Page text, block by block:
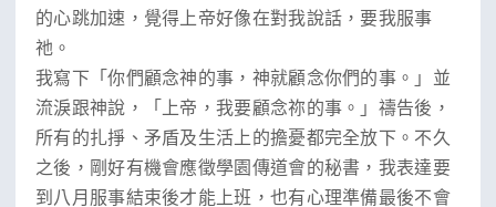
的心跳加速，覺得上帝好像在對我說話，要我服事
祂。
我寫下「你們顧念神的事，神就顧念你們的事。」並
流淚跟神說，「上帝，我要顧念祢的事。」禱告後，
所有的扎掙、矛盾及生活上的擔憂都完全放下。不久
之後，剛好有機會應徵學園傳道會的秘書，我表達要
到八月服事結束後才能上班，也有心理準備最後不會